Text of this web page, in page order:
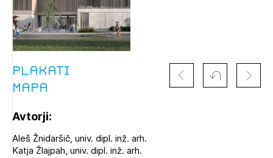
PRIJAVITE SE
Plakati
Mapa
Avtorji:
Aleš Žnidaršič, univ. dipl. inž. arh.
Katja Žlajpah, univ. dipl. inž. arh.